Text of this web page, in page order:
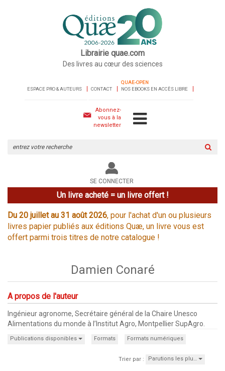
Librairie quae.com
Des livres au cœur des sciences
ESPACE PRO & AUTEURS CONTACT
QUAE-OPEN
NOS EBOOKS EN ACCÈS LIBRE
Abonnez-
vous à la
newsletter
le
site
SE CONNECTER
Un livre acheté = un livre offert !
Du 20 juillet au 31 août 2026, pour l'achat d'un ou plusieurs
livres papier publiés aux éditions Quæ, un livre vous est
offert parmi trois titres de notre catalogue !
Damien Conaré
A propos de l'auteur
Ingénieur agronome, Secrétaire général de la Chaire Unesco
Alimentations du monde à l’Institut Agro, Montpellier SupAgro.
Publications disponibles Formats Formats numériques
Trier par : Parutions les plu…